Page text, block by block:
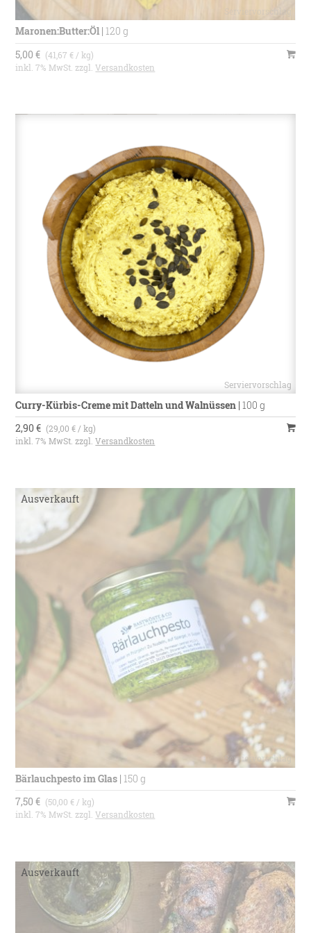
Maronen:Butter:Öl| 120 g
5,00 € (41,67 € / kg)
inkl. 7% MwSt. zzgl.Versandkosten
Curry-Kürbis-Creme mit Datteln und Walnüssen |100 g
2,90 € (29,00 € / kg)
inkl. 7% MwSt. zzgl.Versandkosten
Bärlauchpesto im Glas | 150 g
7,50 € (50,00 € / kg)
inkl. 7% MwSt. zzgl.Versandkosten